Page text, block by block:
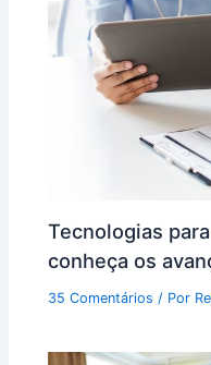
Tecnologias
conheça os
35 Comentários / Por